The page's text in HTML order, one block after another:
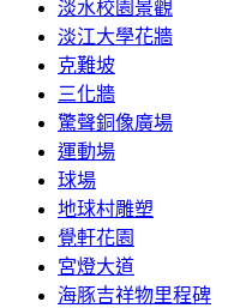
淡水校園景觀
淡江大學花牆
克難坡
三化牆
驚聲銅像廣場
運動場
球場
地球村雕塑
覺軒花園
宮燈大道
海豚吉祥物里程碑